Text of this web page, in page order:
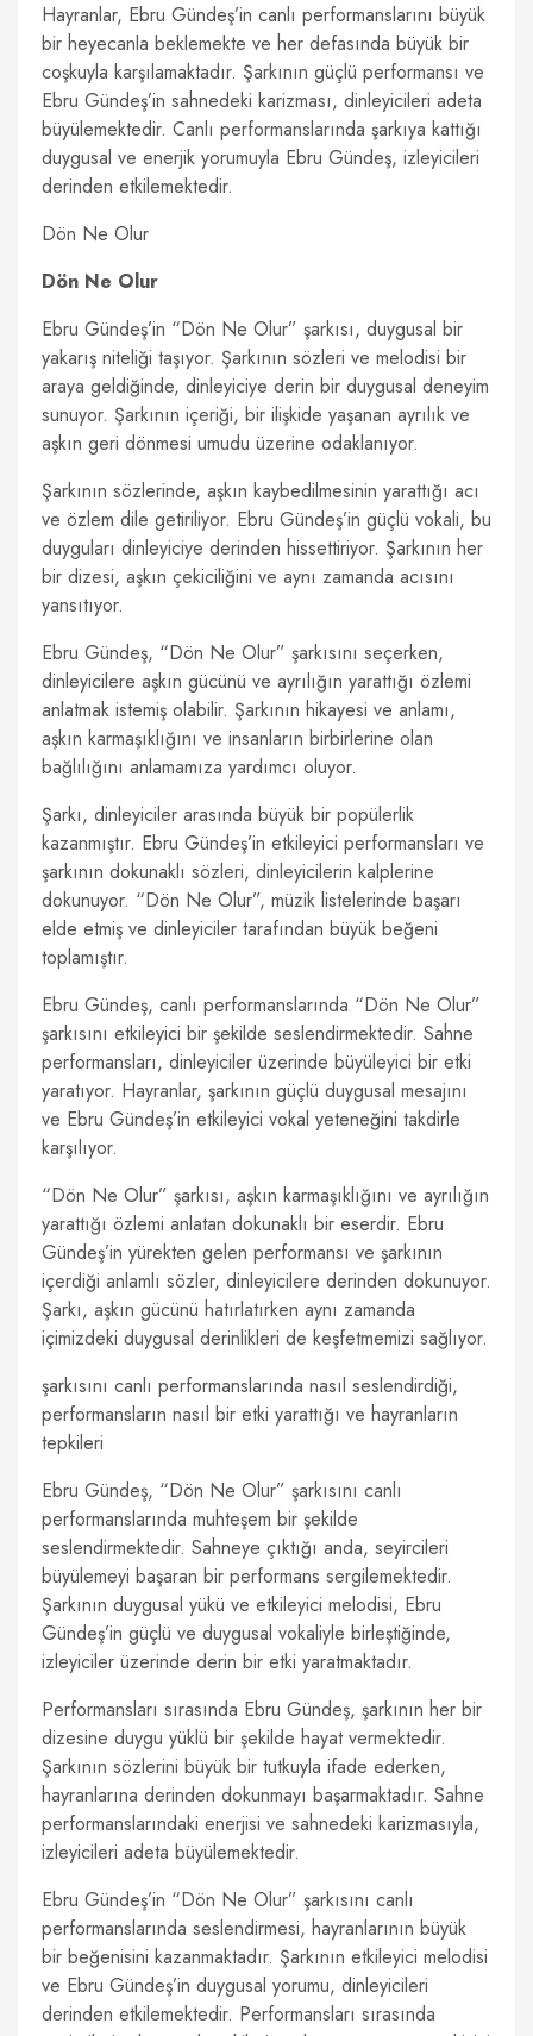
Hayranlar, Ebru Gündeş’in canlı performanslarını büyük
bir heyecanla beklemekte ve her defasında büyük bir
coşkuyla karşılamaktadır. Şarkının güçlü performansı ve
Ebru Gündeş’in sahnedeki karizması, dinleyicileri adeta
büyülemektedir. Canlı performanslarında şarkıya kattığı
duygusal ve enerjik yorumuyla Ebru Gündeş, izleyicileri
derinden etkilemektedir.
Dön Ne Olur
Dön Ne Olur
Ebru Gündeş’in “Dön Ne Olur” şarkısı, duygusal bir
yakarış niteliği taşıyor. Şarkının sözleri ve melodisi bir
araya geldiğinde, dinleyiciye derin bir duygusal deneyim
sunuyor. Şarkının içeriği, bir ilişkide yaşanan ayrılık ve
aşkın geri dönmesi umudu üzerine odaklanıyor.
Şarkının sözlerinde, aşkın kaybedilmesinin yarattığı acı
ve özlem dile getiriliyor. Ebru Gündeş’in güçlü vokali, bu
duyguları dinleyiciye derinden hissettiriyor. Şarkının her
bir dizesi, aşkın çekiciliğini ve aynı zamanda acısını
yansıtıyor.
Ebru Gündeş, “Dön Ne Olur” şarkısını seçerken,
dinleyicilere aşkın gücünü ve ayrılığın yarattığı özlemi
anlatmak istemiş olabilir. Şarkının hikayesi ve anlamı,
aşkın karmaşıklığını ve insanların birbirlerine olan
bağlılığını anlamamıza yardımcı oluyor.
Şarkı, dinleyiciler arasında büyük bir popülerlik
kazanmıştır. Ebru Gündeş’in etkileyici performansları ve
şarkının dokunaklı sözleri, dinleyicilerin kalplerine
dokunuyor. “Dön Ne Olur”, müzik listelerinde başarı
elde etmiş ve dinleyiciler tarafından büyük beğeni
toplamıştır.
Ebru Gündeş, canlı performanslarında “Dön Ne Olur”
şarkısını etkileyici bir şekilde seslendirmektedir. Sahne
performansları, dinleyiciler üzerinde büyüleyici bir etki
yaratıyor. Hayranlar, şarkının güçlü duygusal mesajını
ve Ebru Gündeş’in etkileyici vokal yeteneğini takdirle
karşılıyor.
“Dön Ne Olur” şarkısı, aşkın karmaşıklığını ve ayrılığın
yarattığı özlemi anlatan dokunaklı bir eserdir. Ebru
Gündeş’in yürekten gelen performansı ve şarkının
içerdiği anlamlı sözler, dinleyicilere derinden dokunuyor.
Şarkı, aşkın gücünü hatırlatırken aynı zamanda
içimizdeki duygusal derinlikleri de keşfetmemizi sağlıyor.
şarkısını canlı performanslarında nasıl seslendirdiği,
performansların nasıl bir etki yarattığı ve hayranların
tepkileri
Ebru Gündeş, “Dön Ne Olur” şarkısını canlı
performanslarında muhteşem bir şekilde
seslendirmektedir. Sahneye çıktığı anda, seyircileri
büyülemeyi başaran bir performans sergilemektedir.
Şarkının duygusal yükü ve etkileyici melodisi, Ebru
Gündeş’in güçlü ve duygusal vokaliyle birleştiğinde,
izleyiciler üzerinde derin bir etki yaratmaktadır.
Performansları sırasında Ebru Gündeş, şarkının her bir
dizesine duygu yüklü bir şekilde hayat vermektedir.
Şarkının sözlerini büyük bir tutkuyla ifade ederken,
hayranlarına derinden dokunmayı başarmaktadır. Sahne
performanslarındaki enerjisi ve sahnedeki karizmasıyla,
izleyicileri adeta büyülemektedir.
Ebru Gündeş’in “Dön Ne Olur” şarkısını canlı
performanslarında seslendirmesi, hayranlarının büyük
bir beğenisini kazanmaktadır. Şarkının etkileyici melodisi
ve Ebru Gündeş’in duygusal yorumu, dinleyicileri
derinden etkilemektedir. Performansları sırasında